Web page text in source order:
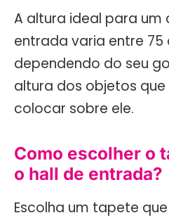
A altura ideal para um
entrada varia entre 75
dependendo do seu
altura dos objetos
colocar sobre ele.
Como escolher o
o hall de entrada?
Escolha um tapete